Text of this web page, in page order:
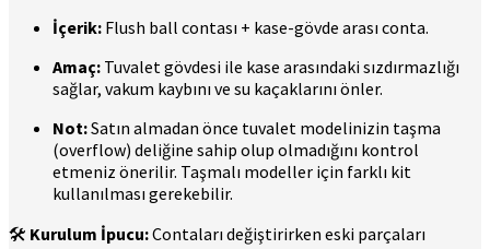
İçerik: Flush ball contası + kase-gövde arası conta.
Amaç: Tuvalet gövdesi ile kase arasındaki sızdırmazlığı
sağlar, vakum kaybını ve su kaçaklarını önler.
Not:Satın almadan önce tuvalet modelinizin taşma
(overflow) deliğine sahip olup olmadığını kontrol
etmeniz önerilir. Taşmalı modeller için farklı kit
kullanılması gerekebilir.
🛠️ Kurulum İpucu:Contaları değiştirirken eski parçaları